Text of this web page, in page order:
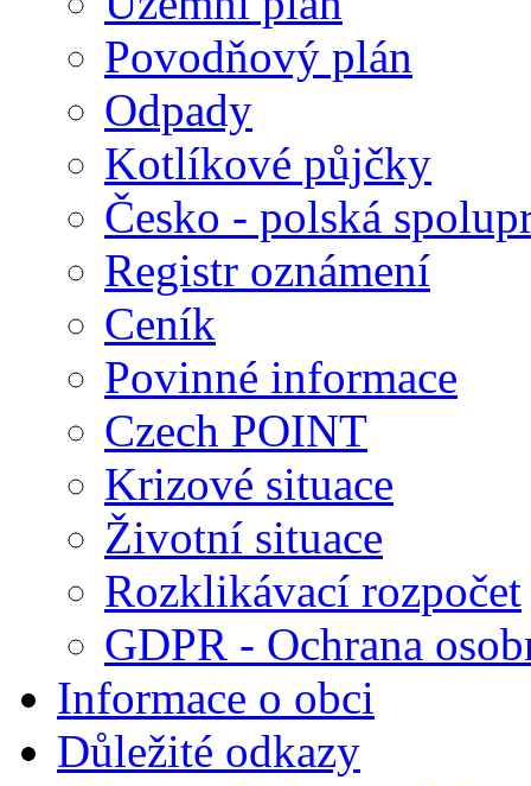
Povodňový plán
Odpady
Kotlíkové půjčky
Česko - polská
Registr oznámení
Ceník
Povinné informace
Czech POINT
Krizové situace
Životní situace
Rozklikávací rozpočet
GDPR - Ochrana
Informace o obci
Důležité odkazy